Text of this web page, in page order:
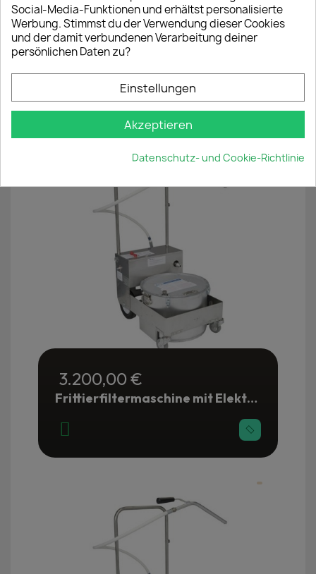
Fettabscheider
Frittierölfilter
Öleinsparung
ÄHNLICHE PRODUKTE
3.200,00 €
Frittierfiltermaschine mit Elektropumpe 28 Liter - Gastronomie
Name der Wunschliste
Wunschliste erstellen
Social-Media-Funktionen und erhältst personalisierte
Werbung. Stimmst du der Verwendung dieser Cookies
und der damit verbundenen Verarbeitung deiner
persönlichen Daten zu?
Einstellungen
Akzeptieren
Datenschutz- und Cookie-Richtlinie